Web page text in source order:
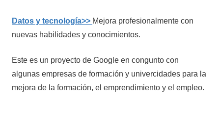
Datos y tecnología>> Mejora profesionalmente con
nuevas habilidades y conocimientos.
Este es un proyecto de Google en congunto con
algunas empresas de formación y univercidades para la
mejora de la formación, el emprendimiento y el empleo.